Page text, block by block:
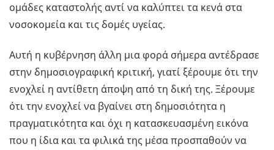
ομάδες καταστολής αντί να καλύπτει τα κενά στα
νοσοκομεία και τις δομές υγείας.
Αυτή η κυβέρνηση άλλη μια φορά σήμερα αντέδρασε
στην δημοσιογραφική κριτική, γιατί ξέρουμε ότι την
ενοχλεί η αντίθετη άποψη από τη δική της. Ξέρουμε
ότι την ενοχλεί να βγαίνει στη δημοσιότητα η
πραγματικότητα και όχι η κατασκευασμένη εικόνα
που η ίδια και τα φιλικά της μέσα προσπαθούν να